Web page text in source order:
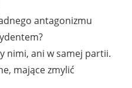
antagonizmu
nimi, ani w samej partii.
mające zmylić